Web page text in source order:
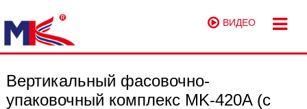
ВИДЕО
Вертикальный фасовочно-
упаковочный комплекс MK-420A (с